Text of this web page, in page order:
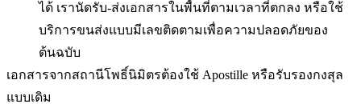
ได้ เรานัดรับ-ส่งเอกสารในพื้นที่ตามเวลาที่ตกลง หรือใช้
บริการขนส่งแบบมีเลขติดตามเพื่อความปลอดภัยของ
ต้นฉบับ
เอกสารจากสถานีโพธิ์นิมิตรต้องใช้ Apostille หรือรับรองกงสุล
แบบเดิม